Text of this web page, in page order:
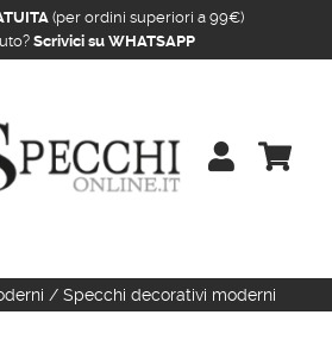
(per ordini superiori a 99€)
Scrivici su WHATSAPP
 
/ Specchi decorativi moderni